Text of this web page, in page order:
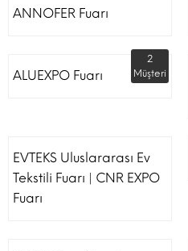
ANNOFER Fuarı
ALUEXPO Fuarı
2
Müşteri
EVTEKS Uluslararası Ev
Tekstili Fuarı | CNR EXPO
Fuarı